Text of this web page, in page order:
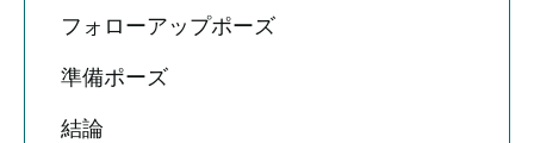
フォローアップポーズ
準備ポーズ
結論